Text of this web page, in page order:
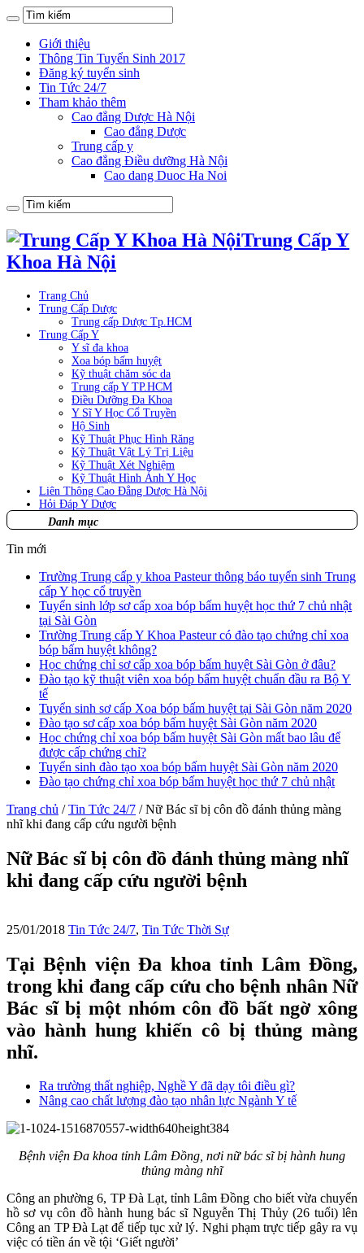
Giới thiệu
Thông Tin Tuyển Sinh 2017
Đăng ký tuyển sinh
Tin Tức 24/7
Tham khảo thêm
Cao đẳng Dược Hà Nội
Cao đẳng Dược
Trung cấp y
Cao đẳng Điều dưỡng Hà Nội
Cao dang Duoc Ha Noi
Trung Cấp Y
Khoa Hà Nội
Trang Chủ
Trung Cấp Dược
Trung cấp Dược Tp.HCM
Trung Cấp Y
Y sĩ đa khoa
Xoa bóp bấm huyệt
Kỹ thuật chăm sóc da
Trung cấp Y TP.HCM
Điều Dưỡng Đa Khoa
Y Sĩ Y Học Cổ Truyền
Hộ Sinh
Kỹ Thuật Phục Hình Răng
Kỹ Thuật Vật Lý Trị Liệu
Kỹ Thuật Xét Nghiệm
Kỹ Thuật Hình Ảnh Y Học
Liên Thông Cao Đẳng Dược Hà Nội
Hỏi Đáp Y Dược
Danh mục
Tin mới
Trường Trung cấp y khoa Pasteur thông báo tuyển sinh Trung
cấp Y học cổ truyền
Tuyển sinh lớp sơ cấp xoa bóp bấm huyệt học thứ 7 chủ nhật
tại Sài Gòn
Trường Trung cấp Y Khoa Pasteur có đào tạo chứng chỉ xoa
bóp bấm huyệt không?
Học chứng chỉ sơ cấp xoa bóp bấm huyệt Sài Gòn ở đâu?
Đào tạo kỹ thuật viên xoa bóp bấm huyệt chuẩn đầu ra Bộ Y
tế
Tuyển sinh sơ cấp Xoa bóp bấm huyệt tại Sài Gòn năm 2020
Đào tạo sơ cấp xoa bóp bấm huyệt Sài Gòn năm 2020
Học chứng chỉ xoa bóp bấm huyệt Sài Gòn mất bao lâu để
được cấp chứng chỉ?
Tuyển sinh đào tạo xoa bóp bấm huyệt Sài Gòn năm 2020
Đào tạo chứng chỉ xoa bóp bấm huyệt học thứ 7 chủ nhật
Trang chủ / Tin Tức 24/7 / Nữ Bác sĩ bị côn đồ đánh thủng màng
nhĩ khi đang cấp cứu người bệnh
Nữ Bác sĩ bị côn đồ đánh thủng màng nhĩ
khi đang cấp cứu người bệnh
25/01/2018 Tin Tức 24/7, Tin Tức Thời Sự
Tại Bệnh viện Đa khoa tỉnh Lâm Đồng,
trong khi đang cấp cứu cho bệnh nhân Nữ
Bác sĩ bị một nhóm côn đồ bất ngờ xông
vào hành hung khiến cô bị thủng màng
nhĩ.
Ra trường thất nghiệp, Nghề Y đã dạy tôi điều gì?
Nâng cao chất lượng đào tạo nhân lực Ngành Y tế
Bệnh viện Đa khoa tỉnh Lâm Đồng, nơi nữ bác sĩ bị hành hung
thủng màng nhĩ
Công an phường 6, TP Đà Lạt, tỉnh Lâm Đồng cho biết vừa chuyển
hồ sơ vụ côn đồ hành hung bác sĩ Nguyễn Thị Thủy (26 tuổi) lên
Công an TP Đà Lạt để tiếp tục xử lý. Nghi phạm trực tiếp gây ra vụ
việc có tiền án về tội ‘Giết người’